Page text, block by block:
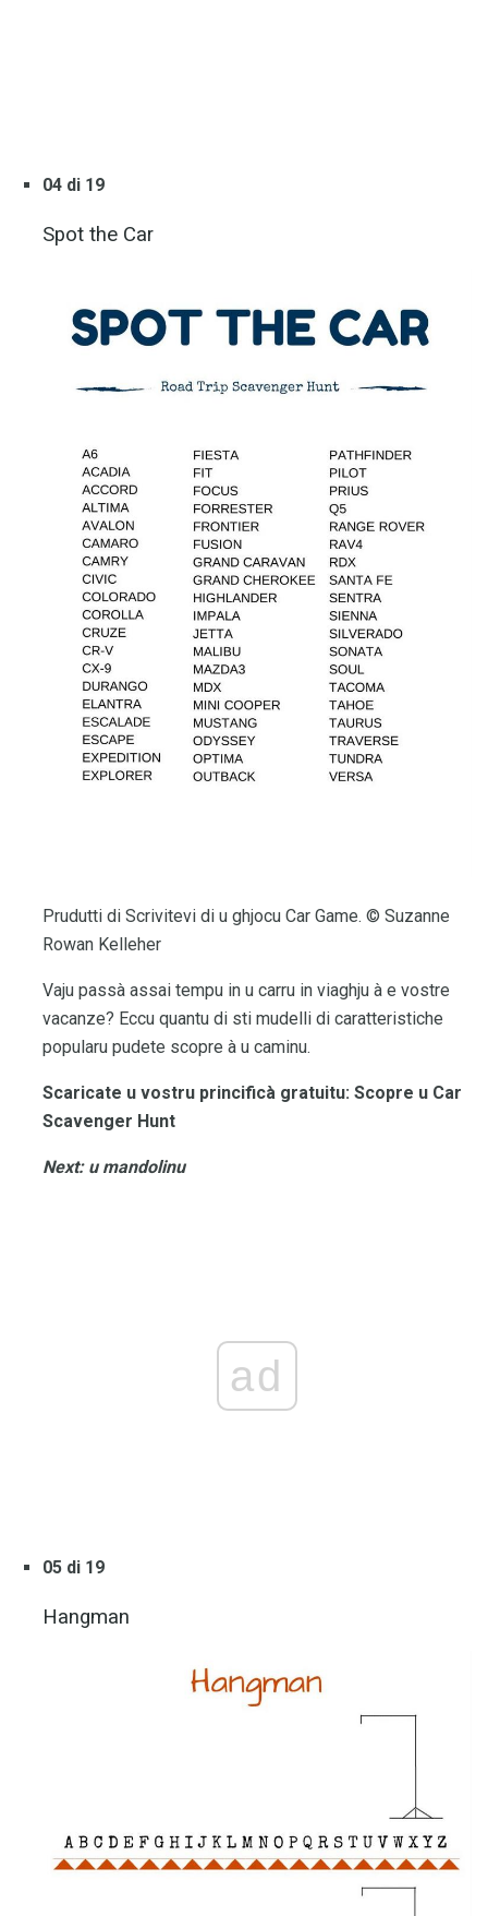
04 di 19
Spot the Car
Prudutti di Scrivitevi di u ghjocu Car Game. © Suzanne
Rowan Kelleher
Vaju passà assai tempu in u carru in viaghju à e vostre
vacanze? Eccu quantu di sti mudelli di caratteristiche
popularu pudete scopre à u caminu.
Scaricate u vostru princificà gratuitu: Scopre u Car
Scavenger Hunt
Next: u mandolinu
ad
05 di 19
Hangman